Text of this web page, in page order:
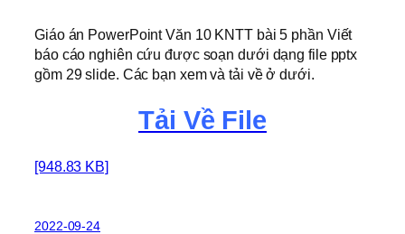
Giáo án PowerPoint Văn 10 KNTT bài 5 phần Viết
báo cáo nghiên cứu được soạn dưới dạng file pptx
gồm 29 slide. Các bạn xem và tải về ở dưới.
Tải Về File
[948.83 KB]
2022-09-24